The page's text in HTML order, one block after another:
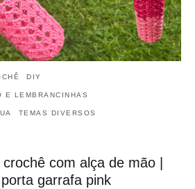
DIY
E LEMBRANCINHAS
TEMAS DIVERSOS
com alça de mão |
garrafa pink